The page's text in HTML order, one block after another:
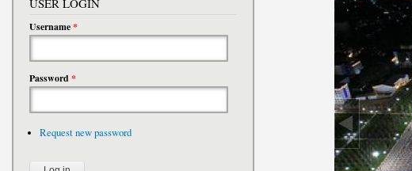
Username*
Password*
Request new password